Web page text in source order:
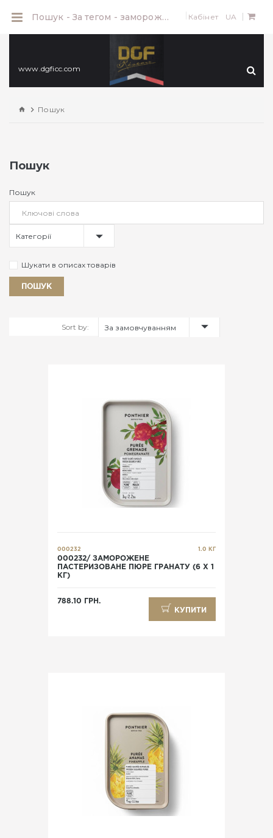
Кабінет UA
www.dgficc.com
Пошук
Пошук
Пошук
Категорії
Шукати в описах товарів
Sort by: За замовчуванням
000232 1.0 КГ
000232/ ЗАМОРОЖЕНЕ
ПАСТЕРИЗОВАНЕ ПЮРЕ ГРАНАТУ (6 Х 1
КГ)
788.10 ГРН.
КУПИТИ
Пошук - За тегом - замороженное